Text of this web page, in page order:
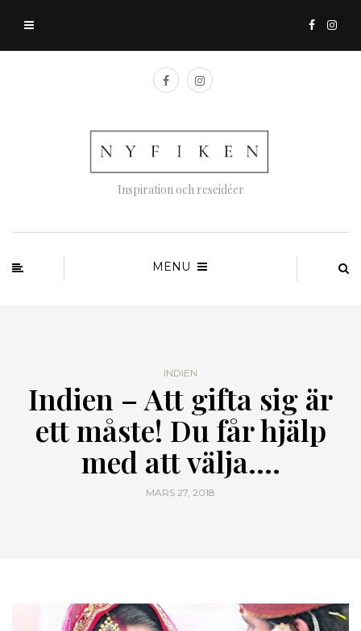
Inspiration och reseidéer
MENU
INDIEN
Indien – Att gifta sig är
ett måste! Du får hjälp
med att välja….
MARS 27, 2018